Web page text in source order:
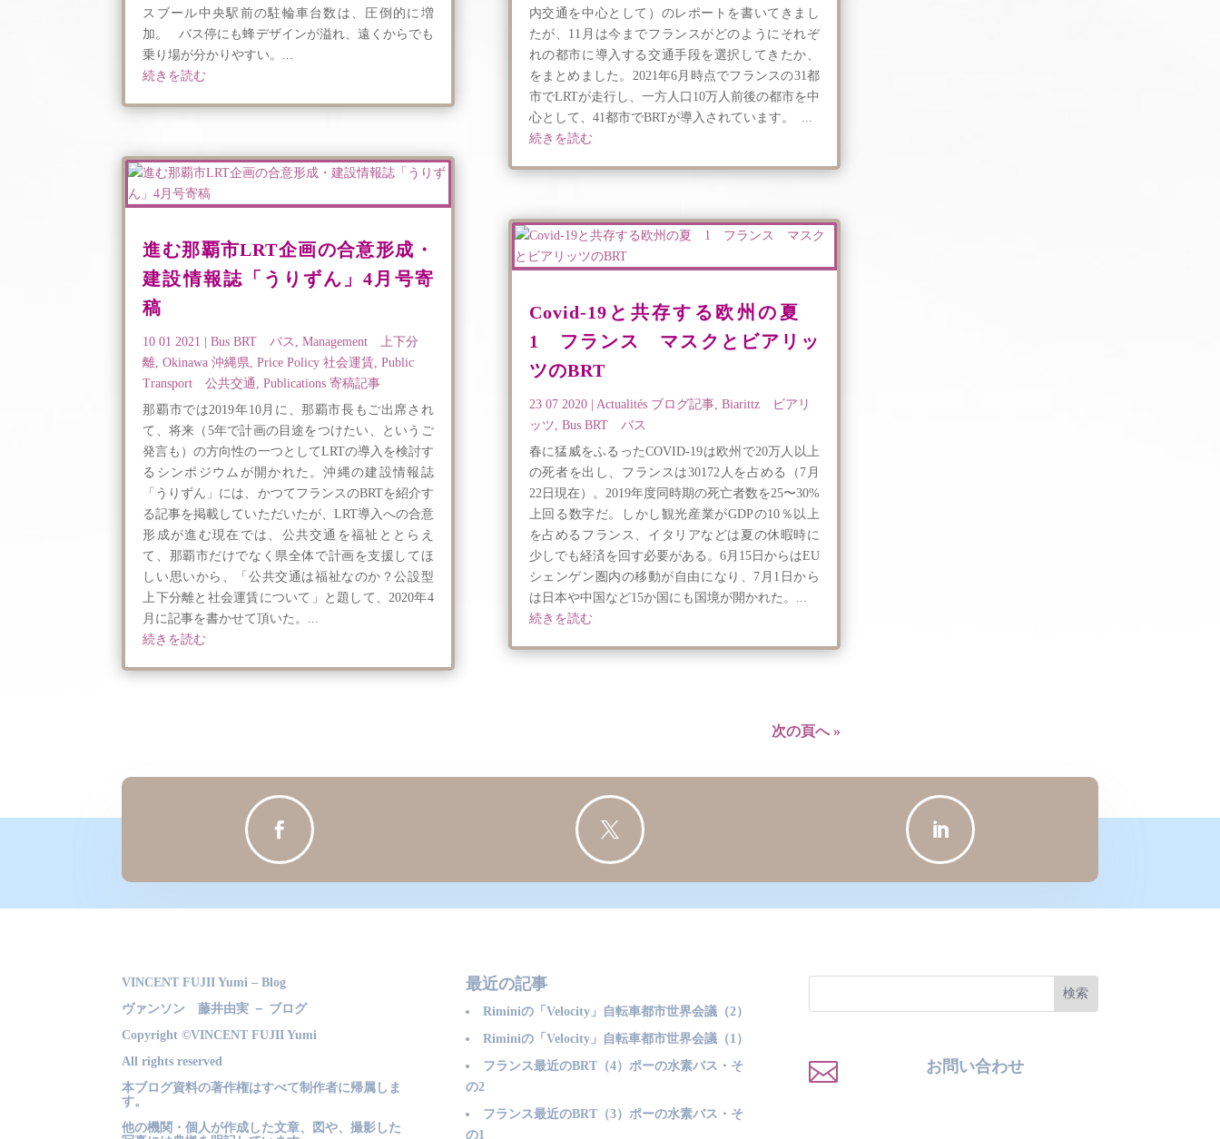
スブール中央駅前の駐輪車台数は、圧倒的に増
加。 バス停にも蜂デザインが溢れ、遠くからでも
乗り場が分かりやすい。...
続きを読む
進む那覇市LRT企画の合意形成・
建設情報誌「うりずん」4月号寄
稿
10 01 2021 |Bus BRT バス ,Management 上下分
離,Okinawa 沖縄県,Price Policy 社会運賃,Public
Transport 公共交通 ,Publications 寄稿記事
那覇市では2019年10月に、那覇市長もご出席され
て、将来（5年で計画の目途をつけたい、というご
発言も）の方向性の一つとしてLRTの導入を検討す
るシンポジウムが開かれた。沖縄の建設情報誌
「うりずん」には、かつてフランスのBRTを紹介す
る記事を掲載していただいたが、LRT導入への合意
形成が進む現在では、公共交通を福祉ととらえ
て、那覇市だけでなく県全体で計画を支援してほ
しい思いから、「公共交通は福祉なのか？公設型
上下分離と社会運賃について」と題して、2020年4
月に記事を書かせて頂いた。...
続きを読む
内交通を中心として）のレポートを書いてきまし
たが、11月は今までフランスがどのようにそれぞ
れの都市に導入する交通手段を選択してきたか、
をまとめました。2021年6月時点でフランスの31都
市でLRTが走行し、一方人口10万人前後の都市を中
心として、41都市でBRTが導入されています。 ...
続きを読む
Covid-19と共存する欧州の夏
1 フランス マスクとビアリッ
ツのBRT
23 07 2020| Actualités ブログ記事, Biarittz ビアリ
ッツ, Bus BRT バス
春に猛威をふるったCOVID-19は欧州で20万人以上
の死者を出し、フランスは30172人を占める（7月
22日現在）。2019年度同時期の死亡者数を25〜30%
上回る数字だ。しかし観光産業がGDPの10％以上
を占めるフランス、イタリアなどは夏の休暇時に
少しでも経済を回す必要がある。6月15日からはEU
シェンゲン圏内の移動が自由になり、7月1日から
は日本や中国など15か国にも国境が開かれた。...
続きを読む
次の頁へ »
  
VINCENT FUJII Yumi – Blog
ヴァンソン 藤井由実 － ブログ
Copyright ©VINCENT FUJII Yumi
All rights reserved
本ブログ資料の著作権はすべて制作者に帰属しま
す。
他の機関・個人が作成した文章、図や、撮影した
最近の記事
Riminiの「Velocity」自転車都市世界会議（2）
Riminiの「Velocity」自転車都市世界会議（1）
フランス最近のBRT（4）ポーの水素バス・そ
の2
フランス最近のBRT（3）ポーの水素バス・そ
の1
 お問い合わせ